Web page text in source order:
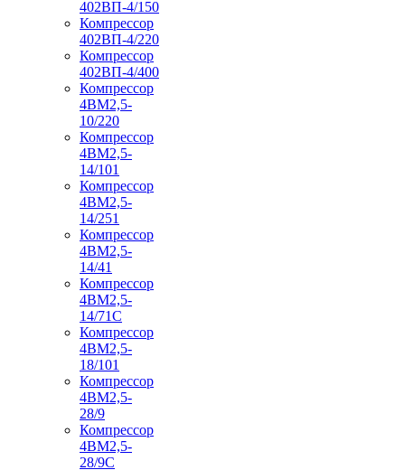
402ВП-4/150
Компрессор
402ВП-4/220
Компрессор
402ВП-4/400
Компрессор
4ВМ2,5-
10/220
Компрессор
4ВМ2,5-
14/101
Компрессор
4ВМ2,5-
14/251
Компрессор
4ВМ2,5-
14/41
Компрессор
4ВМ2,5-
14/71C
Компрессор
4ВМ2,5-
18/101
Компрессор
4ВМ2,5-
28/9
Компрессор
4ВМ2,5-
28/9С